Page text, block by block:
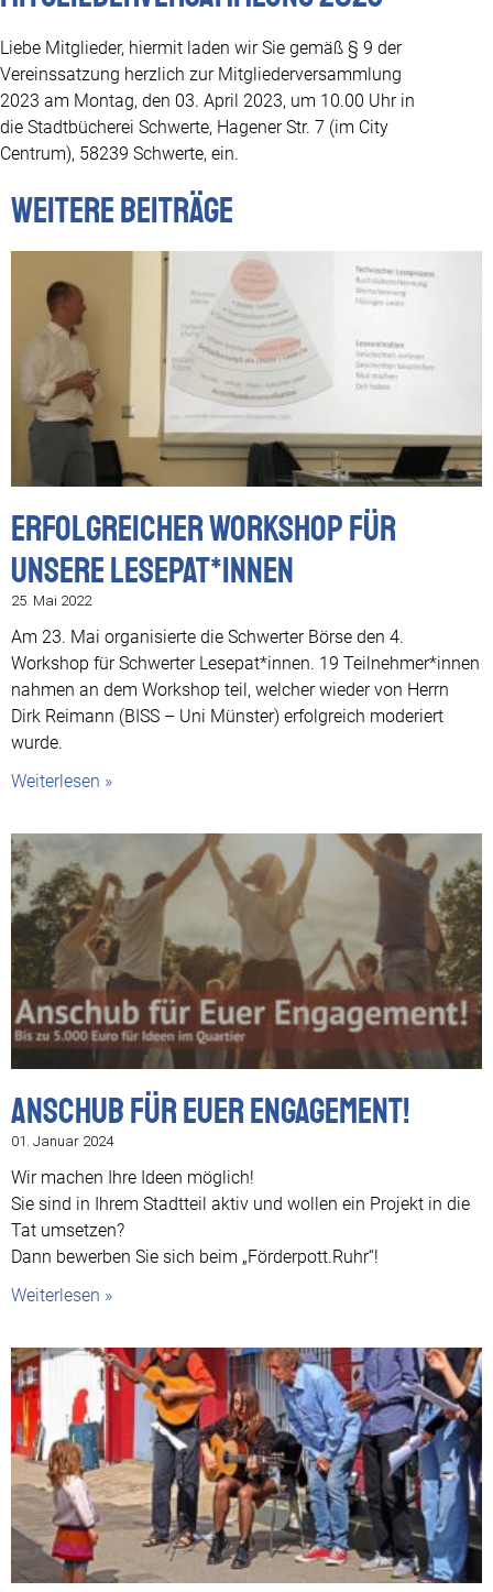
Liebe Mitglieder, hiermit laden wir Sie gemäß § 9 der
Vereinssatzung herzlich zur Mitgliederversammlung
2023 am Montag, den 03. April 2023, um 10.00 Uhr in
die Stadtbücherei Schwerte, Hagener Str. 7 (im City
Centrum), 58239 Schwerte, ein.
Weitere Beiträge
Erfolgreicher Workshop für
unsere Lesepat*innen
25. Mai 2022
Am 23. Mai organisierte die Schwerter Börse den 4.
Workshop für Schwerter Lesepat*innen. 19 Teilnehmer*innen
nahmen an dem Workshop teil, welcher wieder von Herrn
Dirk Reimann (BISS – Uni Münster) erfolgreich moderiert
wurde.
Weiterlesen »
Anschub für euer Engagement!
01. Januar 2024
Wir machen Ihre Ideen möglich!
Sie sind in Ihrem Stadtteil aktiv und wollen ein Projekt in die
Tat umsetzen?
Dann bewerben Sie sich beim „Förderpott.Ruhr“!
Weiterlesen »